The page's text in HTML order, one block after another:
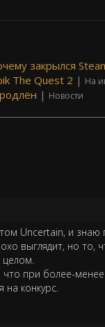
закрылся
The Quest 2 | На
| Новости
Uncertain, и знаю
выглядит, но
целом.
что при более-
на конкурс.